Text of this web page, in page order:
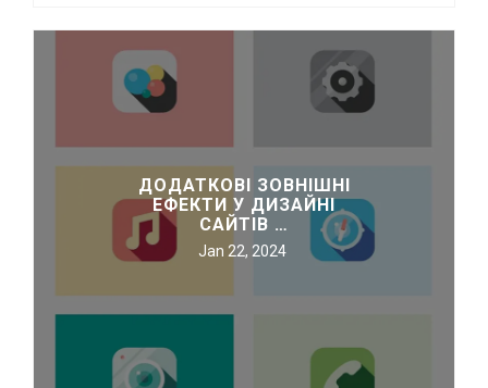
ДОДАТКОВІ ЗОВНІШНІ
ЕФЕКТИ У ДИЗАЙНІ
САЙТІВ …
Jan 22, 2024